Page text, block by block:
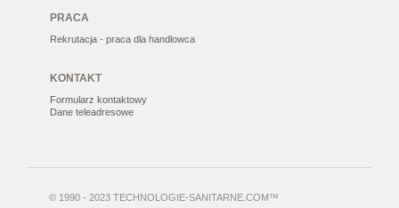
PRACA
Rekrutacja - praca dla handlowca
KONTAKT
Formularz kontaktowy
Dane teleadresowe
© 1990 - 2023 TECHNOLOGIE-SANITARNE.COM™